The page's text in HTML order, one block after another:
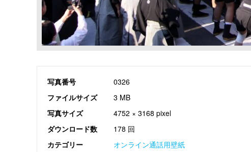
写真番号
0326
ファイルサイズ
3 MB
写真サイズ
4752 × 3168 pixel
ダウンロード数
178 回
カテゴリー
オンライン通話用壁紙